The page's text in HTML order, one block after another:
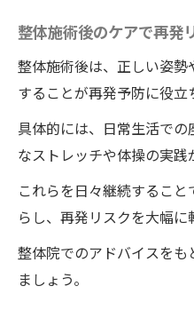
整体施術後のケアで再発
整体施術後は、正しい姿
することが再発予防に役立
具体的には、日常生活で
なストレッチや体操の実践
これらを日々継続するこ
らし、再発リスクを大幅に
整体院でのアドバイスを
ましょう。